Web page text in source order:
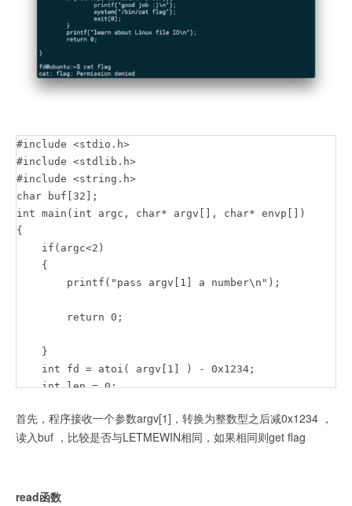
#include <stdio.h>
#include <stdlib.h>
#include <string.h>
char buf[32];
int main(int argc, char* argv[], char* envp[])
{
if(argc<2)
{
printf("pass argv[1] a number\n");
return 0;
}
int fd = atoi( argv[1] ) - 0x1234;
int len = 0;
{
printf("good job :)\n");
}
首先，程序接收一个参数argv[1]，转换为整数型之后减0x1234 ，
读入buf ，比较是否与LETMEWIN相同，如果相同则get flag
read函数